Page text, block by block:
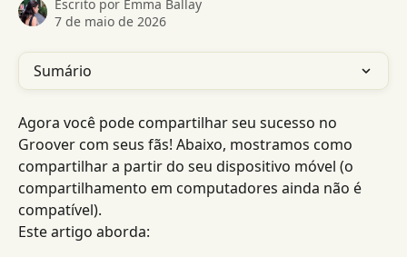
Escrito por Emma Ballay
7 de maio de 2026
Sumário
Agora você pode compartilhar seu sucesso no
Groover com seus fãs! Abaixo, mostramos como
compartilhar a partir do seu dispositivo móvel (o
compartilhamento em computadores ainda não é
compatível).
Este artigo aborda: